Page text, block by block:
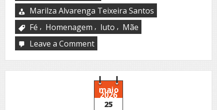
Marilza Alvarenga Teixeira Santos
Fé , Homenagem , luto , Mãe
Leave a Commenton
jardim
que
me
criou
maio
2026
25